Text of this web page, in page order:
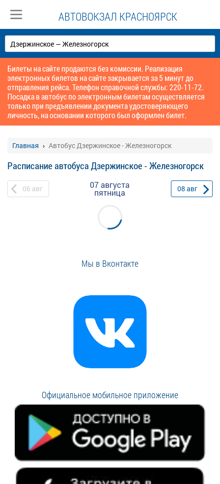
АВТОВОКЗАЛ КРАСНОЯРСК
Билеты на сайте продаются без комиссии. Реализация
электронных билетов на сайте закрывается за 5 минут до
отправления рейса. Телефон справочной службы: 220-11-72.
Посадка в автобус по электронным билетам осуществляется
только при предъявлении документа удостоверяющего
личность, на основании которого был оформлен билет.
Главная Автобус Дзержинское - Железногорск
Расписание автобуса Дзержинское - Железногорск
06 авг 07 августа
пятница 08 авг
Мы в Вконтакте
Официальное мобильное приложение